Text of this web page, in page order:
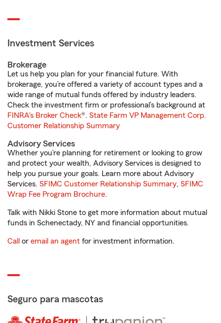
Investment Services
Brokerage
Let us help you plan for your financial future. With
brokerage, you’re offered a variety of account types and a
wide range of mutual funds offered by industry leaders.
Check the investment firm or professional’s background at
FINRA's Broker Check®. State Farm VP Management Corp.
Customer Relationship Summary
Advisory Services
Whether you’re planning for retirement or looking to grow
and protect your wealth, Advisory Services is designed to
help you pursue your goals. Learn more about Advisory
Services. SFIMC Customer Relationship Summary, SFIMC
Wrap Fee Program Brochure.
Talk with Nikki Stone to get more information about mutual
funds in Schenectady, NY and financial opportunities.
Call or email an agent for investment information.
Seguro para mascotas